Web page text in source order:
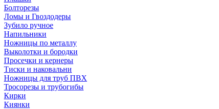
Болторезы
Ломы и Гвоздодеры
Зубило ручное
Напильники
Ножницы по металлу
Выколотки и бородки
Просечки и кернеры
Тиски и наковальни
Ножницы для труб ПВХ
Тросорезы и трубогибы
Кирки
Киянки